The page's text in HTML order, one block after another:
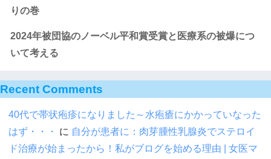
りの巻
2024年被団協のノーベル平和賞受賞と医療系の被爆につ
いて考える
Recent Comments
40代で帯状疱疹になりました～水疱瘡にかかっていなった
はず・・・
に 自分が患者に：肉芽腫性乳腺炎でステロイ
ド治療が始まったから！私がブログを始める理由 | 女医マ